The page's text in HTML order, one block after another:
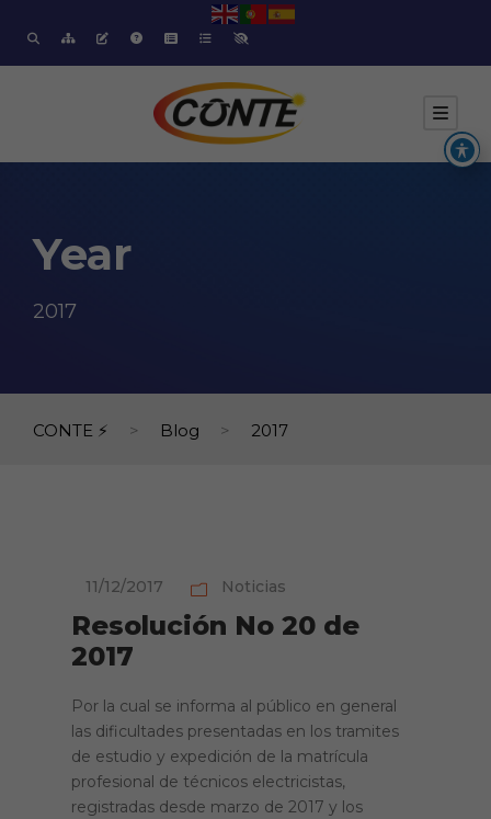
Year
2017
CONTE ⚡ > Blog > 2017
11/12/2017 Noticias
Resolución No 20 de
2017
Por la cual se informa al público en general
las dificultades presentadas en los tramites
de estudio y expedición de la matrícula
profesional de técnicos electricistas,
registradas desde marzo de 2017 y los